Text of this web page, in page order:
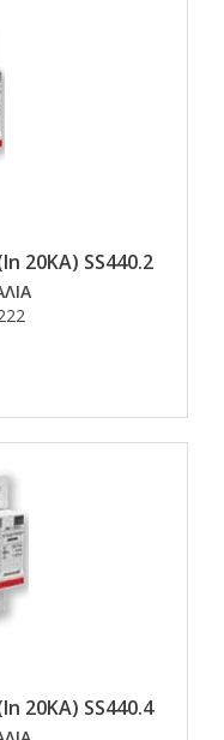
20KA) SS440.2
20KA) SS440.4